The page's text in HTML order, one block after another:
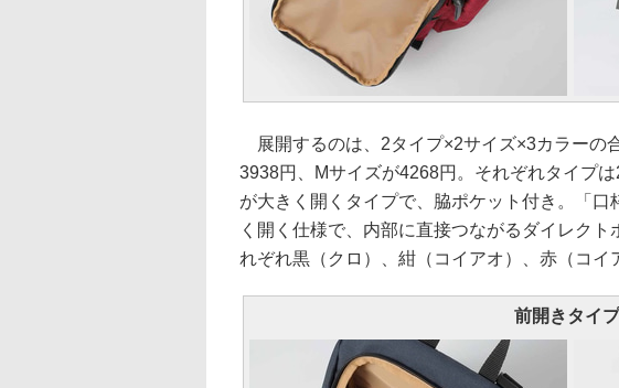
展開するのは、2タイプ×2サイズ×3カラーの
3938円、Mサイズが4268円。それぞれタイプ
が大きく開くタイプで、脇ポケット付き。「口
く開く仕様で、内部に直接つながるダイレク
れぞれ黒（クロ）、紺（コイアオ）、赤（コイ
前開きタイプ